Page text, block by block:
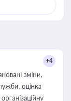
+4
зміни,
оцінка